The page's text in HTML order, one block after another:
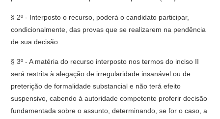
§ 2º - Interposto o recurso, poderá o candidato participar,
condicionalmente, das provas que se realizarem na pendência
de sua decisão.
§ 3º - A matéria do recurso interposto nos termos do inciso II
será restrita à alegação de irregularidade insanável ou de
preterição de formalidade substancial e não terá efeito
suspensivo, cabendo à autoridade competente proferir decisão
fundamentada sobre o assunto, determinando, se for o caso, a